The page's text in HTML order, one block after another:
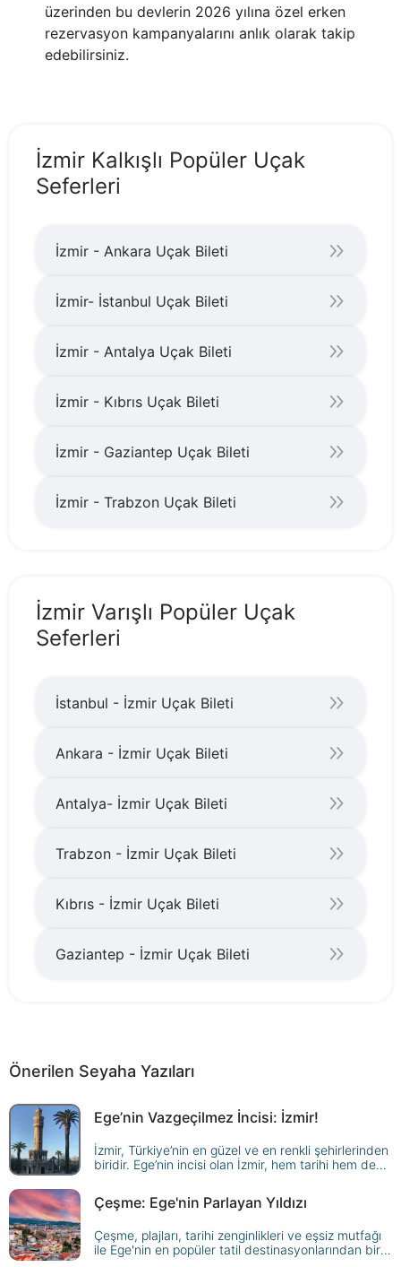
üzerinden bu devlerin 2026 yılına özel erken
rezervasyon kampanyalarını anlık olarak takip
edebilirsiniz.
İzmir Kalkışlı Popüler Uçak
Seferleri
İzmir - Ankara Uçak Bileti
İzmir- İstanbul Uçak Bileti
İzmir - Antalya Uçak Bileti
İzmir - Kıbrıs Uçak Bileti
İzmir - Gaziantep Uçak Bileti
İzmir - Trabzon Uçak Bileti
İzmir Varışlı Popüler Uçak
Seferleri
İstanbul - İzmir Uçak Bileti
Ankara - İzmir Uçak Bileti
Antalya- İzmir Uçak Bileti
Trabzon - İzmir Uçak Bileti
Kıbrıs - İzmir Uçak Bileti
Gaziantep - İzmir Uçak Bileti
Önerilen Seyaha Yazıları
Ege’nin Vazgeçilmez İncisi: İzmir!
İzmir, Türkiye’nin en güzel ve en renkli şehirlerinden
biridir. Ege’nin incisi olan İzmir, hem tarihi hem de
gezilecek yerler listesi çok uzundur ve 7’den 70’e
da eğlence mutlaka bulunur. İster tarihi mekanları
keşfedin, ister doğal güzelliklerin tadını çıkarın, ister
Çeşme: Ege'nin Parlayan Yıldızı
Çeşme, plajları, tarihi zenginlikleri ve eşsiz mutfağı
ile Ege'nin en popüler tatil destinasyonlarından biri.